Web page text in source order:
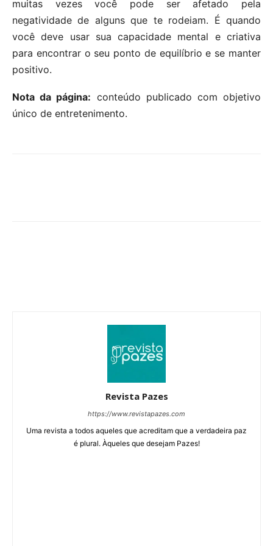
muitas vezes você pode ser afetado pela
negatividade de alguns que te rodeiam. É quando
você deve usar sua capacidade mental e criativa
para encontrar o seu ponto de equilíbrio e se manter
positivo.
Nota da página: conteúdo publicado com objetivo
único de entretenimento.
Revista Pazes
https://www.revistapazes.com
Uma revista a todos aqueles que acreditam que a verdadeira paz
é plural. Àqueles que desejam Pazes!